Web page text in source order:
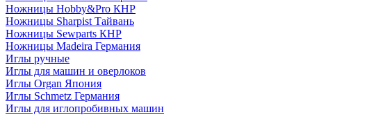
Ножницы Hobby&Pro КНР
Ножницы Sharpist Тайвань
Ножницы Sewparts КНР
Ножницы Madeira Германия
Иглы ручные
Иглы для машин и оверлоков
Иглы Organ Япония
Иглы Schmetz Германия
Иглы для иглопробивных машин